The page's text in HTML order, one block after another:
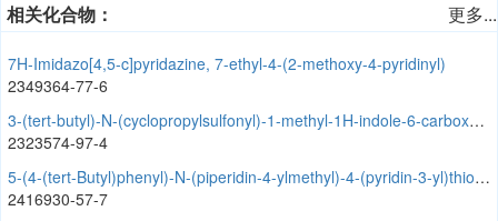
相关化合物： 更多...
7H-Imidazo[4,5-c]pyridazine, 7-ethyl-4-(2-methoxy-4-pyridinyl)
2349364-77-6
3-(tert-butyl)-N-(cyclopropylsulfonyl)-1-methyl-1H-indole-6-carboxamide
2323574-97-4
5-(4-(tert-Butyl)phenyl)-N-(piperidin-4-ylmethyl)-4-(pyridin-3-yl)thiophene-2-carboxamide
2416930-57-7